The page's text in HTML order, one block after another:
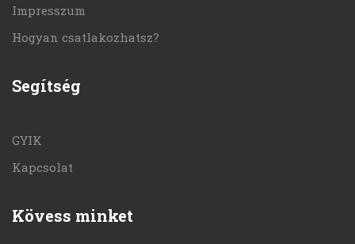
Impresszum
Hogyan csatlakozhatsz?
Segítség
GYIK
Kapcsolat
Kövess minket